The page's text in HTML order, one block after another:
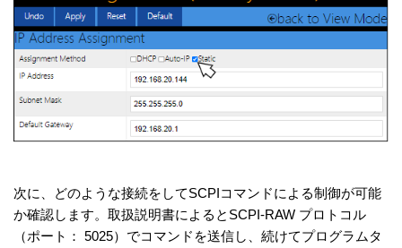
次に、どのような接続をしてSCPIコマンドによる制御が可能
か確認します。取扱説明書によるとSCPI-RAW プロトコル
（ポート： 5025）でコマンドを送信し、続けてプログラムタ